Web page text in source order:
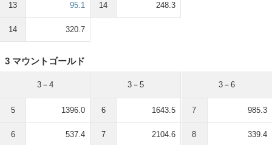
13 95.1
14 320.7
14 248.3
3 マウントゴールド
3－4
5 1396.0
6 537.4
3－5
6 1643.5
7 2104.6
3－6
7 985.3
8 339.4